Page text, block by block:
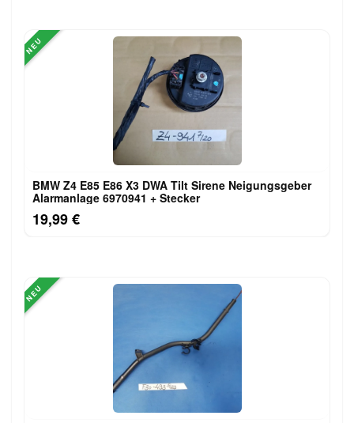
NEU
BMW Z4 E85 E86 X3 DWA Tilt Sirene Neigungsgeber
Alarmanlage 6970941 + Stecker
19,99 €
NEU